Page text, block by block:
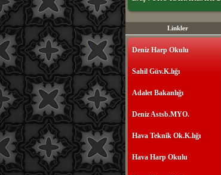
Linkler
Deniz Harp Okulu
Sahil Güv.K.lığı
Adalet Bakanlığı
Deniz Astsb.MYO.
Hava Teknik Ok.K.lığı
Hava Harp Okulu